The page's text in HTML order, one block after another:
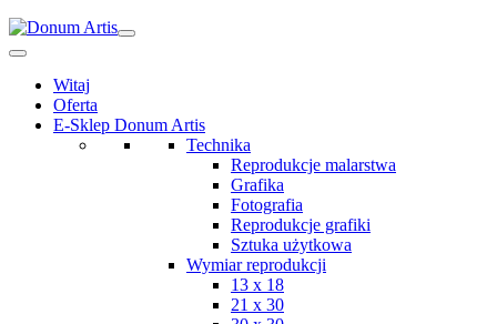
Witaj
Oferta
E-Sklep Donum Artis
Technika
Reprodukcje malarstwa
Grafika
Fotografia
Reprodukcje grafiki
Sztuka użytkowa
Wymiar reprodukcji
13 x 18
21 x 30